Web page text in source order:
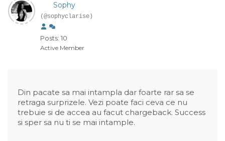
Sophy
(@sophyclarise)
Posts: 10
Active Member
Din pacate sa mai intampla dar foarte rar sa se
retraga surprizele. Vezi poate faci ceva ce nu
trebuie si de accea au facut chargeback. Success
si sper sa nu ti se mai intample.